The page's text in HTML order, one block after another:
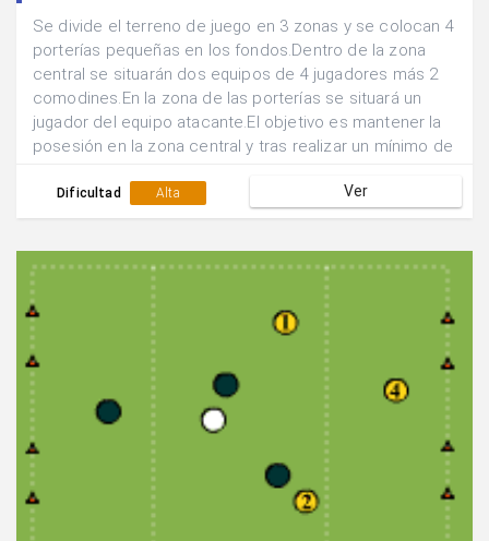
Se divide el terreno de juego en 3 zonas y se colocan 4
porterías pequeñas en los fondos.Dentro de la zona
central se situarán dos equipos de 4 jugadores más 2
comodines.En la zona de las porterías se situará un
jugador del equipo atacante.El objetivo es mantener la
posesión en la zona central y tras realizar un mínimo de
balón y se efectúe un tiro desde fuera del área por
parte de uno de los centrocampistas.
Dificultad Alta Ver